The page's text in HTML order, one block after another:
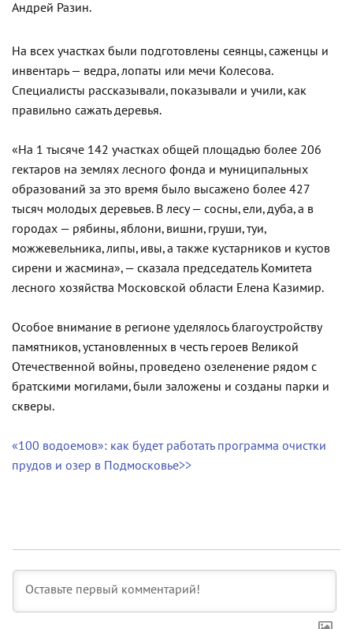
Андрей Разин.
На всех участках были подготовлены сеянцы, саженцы и
инвентарь — ведра, лопаты или мечи Колесова.
Специалисты рассказывали, показывали и учили, как
правильно сажать деревья.
«На 1 тысяче 142 участках общей площадью более 206
гектаров на землях лесного фонда и муниципальных
образований за это время было высажено более 427
тысяч молодых деревьев. В лесу — сосны, ели, дуба, а в
городах — рябины, яблони, вишни, груши, туи,
можжевельника, липы, ивы, а также кустарников и кустов
сирени и жасмина», — сказала председатель Комитета
лесного хозяйства Московской области Елена Казимир.
Особое внимание в регионе уделялось благоустройству
памятников, установленных в честь героев Великой
Отечественной войны, проведено озеленение рядом с
братскими могилами, были заложены и созданы парки и
скверы.
«100 водоемов»: как будет работать программа очистки
прудов и озер в Подмосковье>>